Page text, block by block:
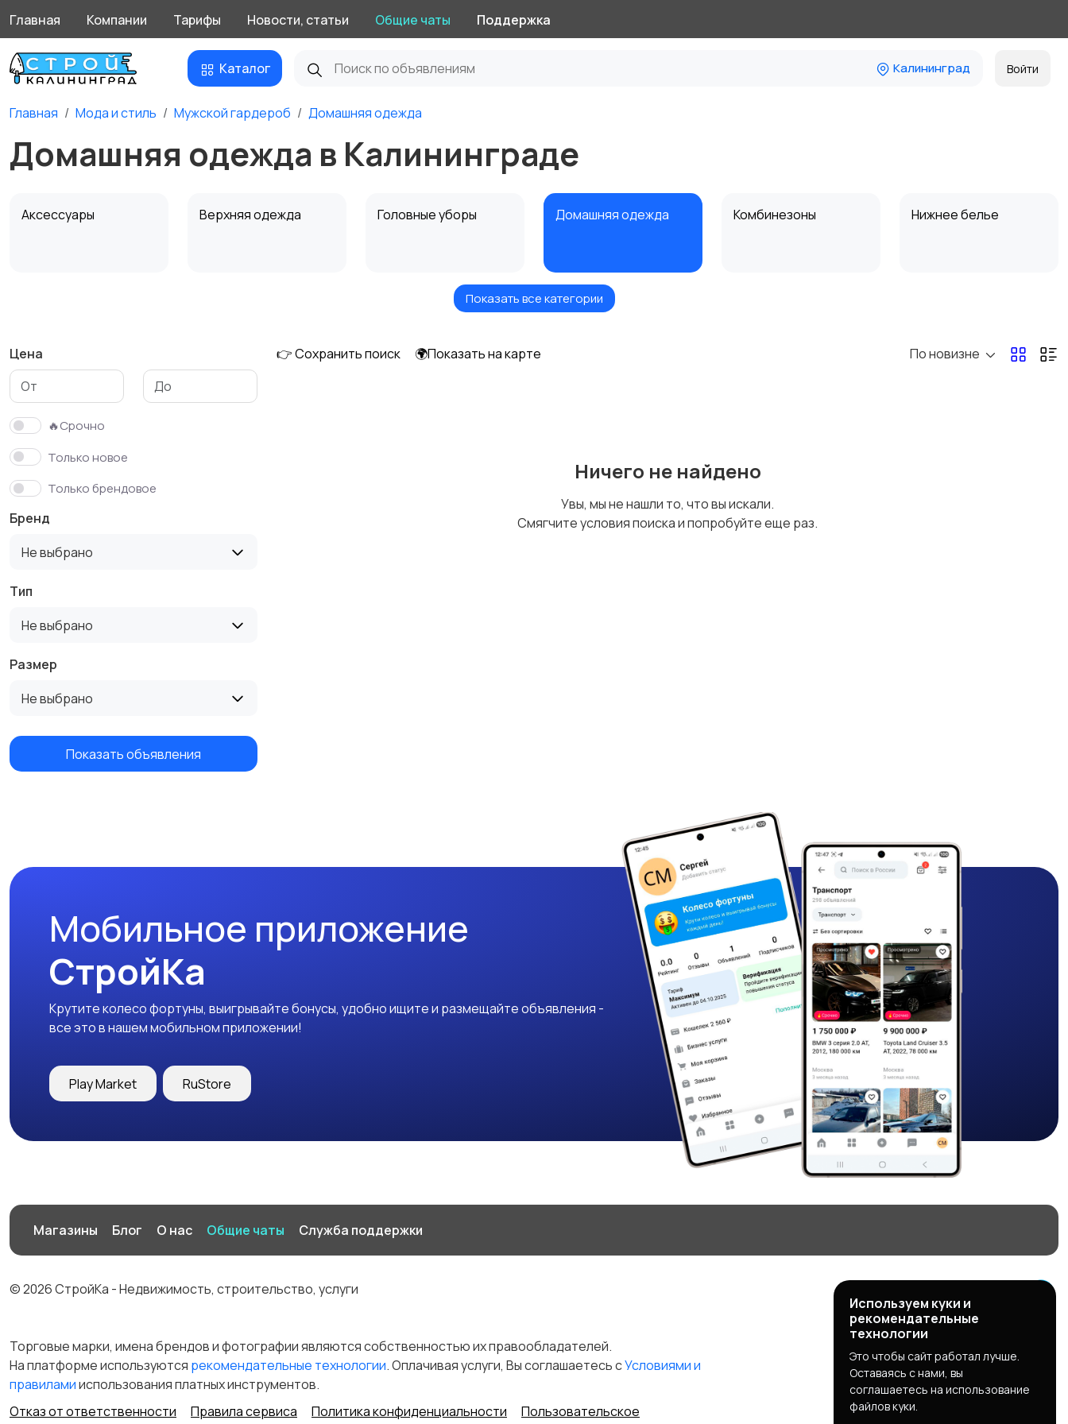
Главная Компании Тарифы Новости, статьи Общие чаты Поддержка
Каталог Калининград Войти
Главная Мода и стиль Мужской гардероб Домашняя одежда
Домашняя одежда в Калининграде
Аксессуары Верхняя одежда Головные уборы Домашняя одежда Комбинезоны Нижнее белье
Свитеры и толстовки
Футболки и поло Штаны и шорты
Показать все категории
Цена
🔥Срочно
Только новое
Только брендовое
Бренд
Не выбрано
Тип
Не выбрано
Размер
Не выбрано
Показать объявления
👉 Сохранить поиск 🌍Показать на карте По новизне
Ничего не найдено
Увы, мы не нашли то, что вы искали.
Смягчите условия поиска и попробуйте еще раз.
Мобильное приложение
СтройКа
Крутите колесо фортуны, выигрывайте бонусы, удобно ищите и размещайте объявления -
все это в нашем мобильном приложении!
Play Market RuStore
Магазины Блог О нас Общие чаты Служба поддержки
© 2026 СтройКа - Недвижимость, строительство, услуги
Торговые марки, имена брендов и фотографии являются собственностью их правообладателей.
На платформе используются рекомендательные технологии. Оплачивая услуги, Вы соглашаетесь cУсловиями и
правиламииспользования платных инструментов.
Отказ от ответственности
Правила сервиса Политика конфиденциальности
Пользовательское
Используем куки и
рекомендательные
технологии
Это чтобы сайт работал лучше.
Оставаясь с нами, вы
соглашаетесь на использование
файлов куки.